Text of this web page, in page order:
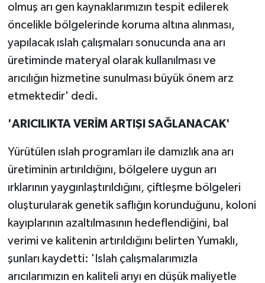
olmuş arı gen kaynaklarımızın tespit edilerek
öncelikle bölgelerinde koruma altına alınması,
yapılacak ıslah çalışmaları sonucunda ana arı
üretiminde materyal olarak kullanılması ve
arıcılığın hizmetine sunulması büyük önem arz
etmektedir' dedi.
'ARICILIKTA VERİM ARTIŞI SAĞLANACAK'
Yürütülen ıslah programları ile damızlık ana arı
üretiminin artırıldığını, bölgelere uygun arı
ırklarının yaygınlaştırıldığını, çiftleşme bölgeleri
oluşturularak genetik saflığın korunduğunu, koloni
kayıplarının azaltılmasının hedeflendiğini, bal
verimi ve kalitenin artırıldığını belirten Yumaklı,
şunları kaydetti: 'Islah çalışmalarımızla
arıcılarımızın en kaliteli arıyı en düşük maliyetle